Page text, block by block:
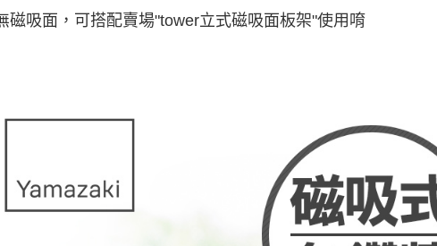
磁吸面，可搭配賣場"tower立式磁吸面板架"使用唷